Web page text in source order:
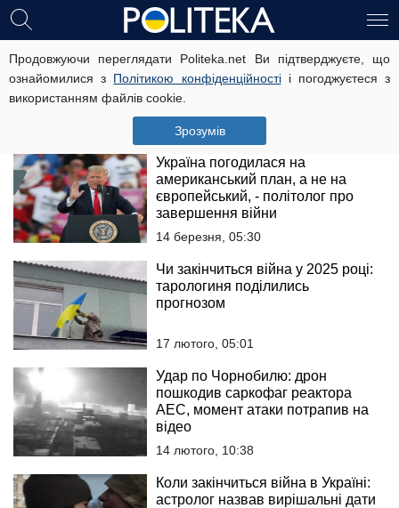
Продовжуючи переглядати Politeka.net Ви підтверджуєте, що
ознайомилися з Політикою конфіденційностіі погоджуєтеся з
використанням файлів cookie.
Зрозумів
Коли закінчиться війна в Україні: у
МВФ оновили прогноз
29 квітня, 12:50
Україна погодилася на
американський план, а не на
європейський, - політолог про
завершення війни
14 березня, 05:30
Чи закінчиться війна у 2025 році:
тарологиня поділились
прогнозом
17 лютого, 05:01
Удар по Чорнобилю: дрон
пошкодив саркофаг реактора
АЕС, момент атаки потрапив на
відео
14 лютого, 10:38
Коли закінчиться війна в Україні:
астролог назвав вирішальні дати